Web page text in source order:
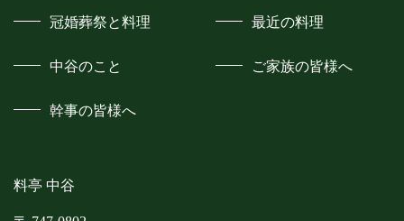
冠婚葬祭と料理 最近の料理
中谷のこと ご家族の皆様へ
幹事の皆様へ
料亭 中谷